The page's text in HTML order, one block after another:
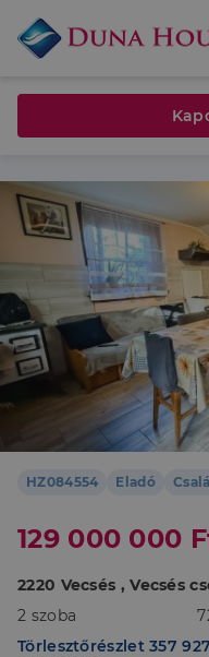
HZ084554 Eladó
129 000 000
2220 Vecsés , Vecsés
2 szoba
Törlesztőrészlet 357